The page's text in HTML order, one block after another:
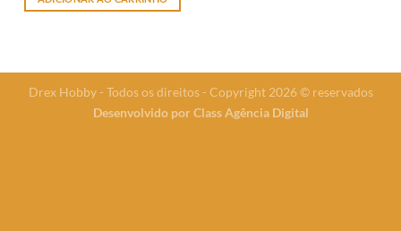
Drex Hobby - Todos os direitos - Copyright 2026 © reservados
Desenvolvido porClass Agência Digital